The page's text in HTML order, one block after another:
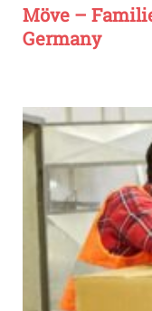
Möve –
Germany